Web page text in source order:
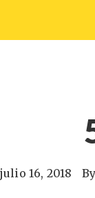
julio 16, 2018 By